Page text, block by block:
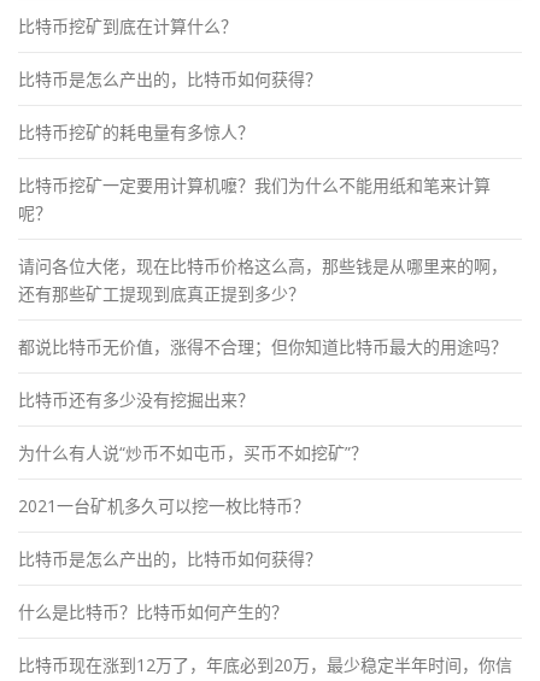
比特币挖矿到底在计算什么？
比特币是怎么产出的，比特币如何获得？
比特币挖矿的耗电量有多惊人？
比特币挖矿一定要用计算机嚒？我们为什么不能用纸和笔来计算
呢？
请问各位大佬，现在比特币价格这么高，那些钱是从哪里来的啊，
还有那些矿工提现到底真正提到多少？
都说比特币无价值，涨得不合理；但你知道比特币最大的用途吗？
比特币还有多少没有挖掘出来？
为什么有人说“炒币不如屯币，买币不如挖矿”？
2021一台矿机多久可以挖一枚比特币？
比特币是怎么产出的，比特币如何获得？
什么是比特币？比特币如何产生的？
比特币现在涨到12万了，年底必到20万，最少稳定半年时间，你信